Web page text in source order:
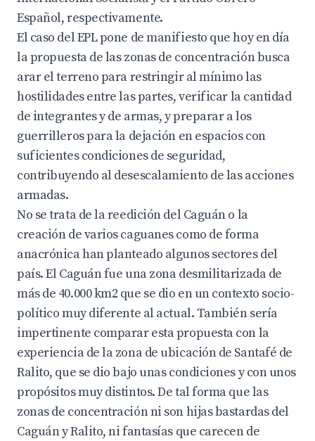
Español, respectivamente.
El caso del EPL pone de manifiesto que hoy en día
la propuesta de las zonas de concentración busca
arar el terreno para restringir al mínimo las
hostilidades entre las partes, verificar la cantidad
de integrantes y de armas, y preparar a los
guerrilleros para la dejación en espacios con
suficientes condiciones de seguridad,
contribuyendo al desescalamiento de las acciones
armadas.
No se trata de la reedición del Caguán o la
creación de varios caguanes como de forma
anacrónica han planteado algunos sectores del
país. El Caguán fue una zona desmilitarizada de
más de 40.000 km2 que se dio en un contexto socio-
político muy diferente al actual. También sería
impertinente comparar esta propuesta con la
experiencia de la zona de ubicación de Santafé de
Ralito, que se dio bajo unas condiciones y con unos
propósitos muy distintos. De tal forma que las
zonas de concentración ni son hijas bastardas del
Caguán y Ralito, ni fantasías que carecen de